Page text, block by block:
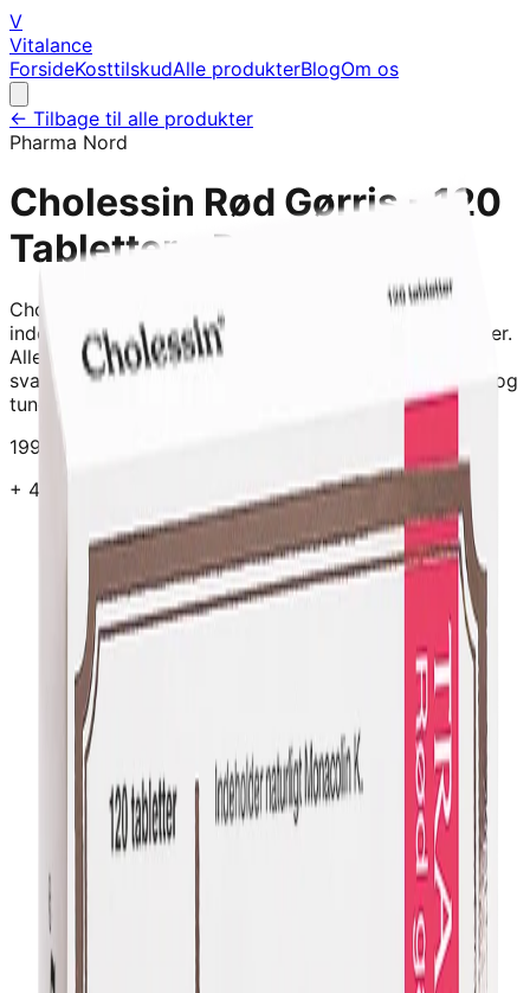
V
Vitalance
ForsideKosttilskudAlle produkterBlogOm os
← Tilbage til alle produkter
Pharma Nord
Cholessin Rød Gørris - 120
Tabletter - Pharma Nord
Cholessin Rød gørris bestør af tabletter, der hver
indeholder 83,3 mg styrkekontrolleret rød gørris-pulver.
Alle partier af Cholessin Rød gørris kontrolleres for
svampe- og miljøgifte som citrinin, aflatoxin, dioxiner og
tungmetaller. Indhold: 120 Tablet
199.95
+ 49